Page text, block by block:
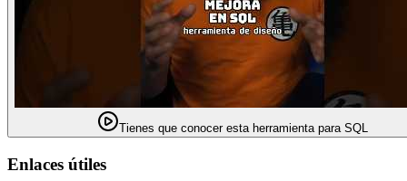
Tienes que conocer esta herramienta para SQL
Enlaces útiles